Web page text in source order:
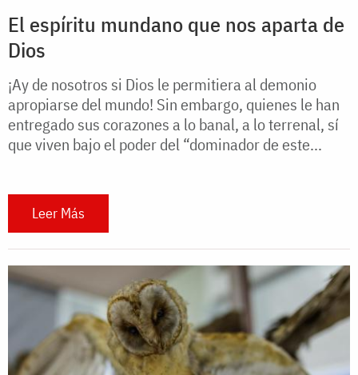
El espíritu mundano que nos aparta de
Dios
¡Ay de nosotros si Dios le permitiera al demonio
apropiarse del mundo! Sin embargo, quienes le han
entregado sus corazones a lo banal, a lo terrenal, sí
que viven bajo el poder del “dominador de este...
Leer Más